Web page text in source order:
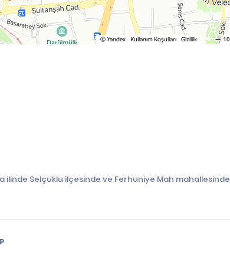
ilinde Selçuklu ilçesinde ve Ferhuniye Mah mahallesinde